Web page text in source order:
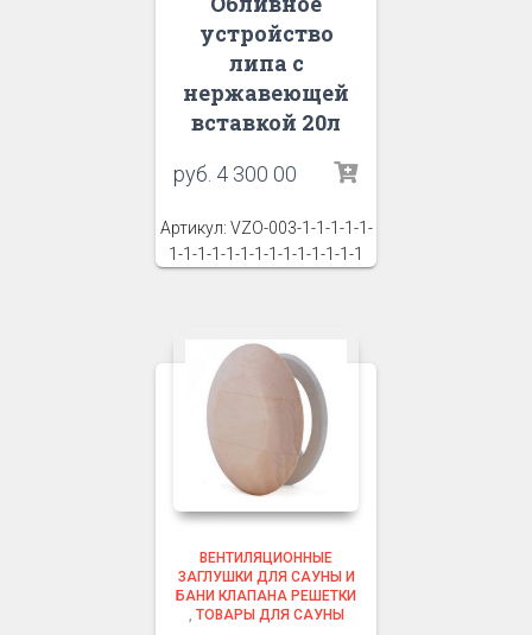
устройство
липа с
нержавеющей
вставкой 20л
руб. 4 300 00
Артикул: VZO-003-1-1-1-1-1-
1-1-1-1-1-1-1-1-1-1-1-1-1-1
ВЕНТИЛЯЦИОННЫЕ
ЗАГЛУШКИ ДЛЯ САУНЫ И
БАНИ КЛАПАНА РЕШЕТКИ
, ТОВАРЫ ДЛЯ САУНЫ